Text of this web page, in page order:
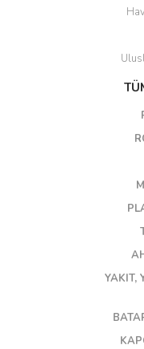
YAKIT,